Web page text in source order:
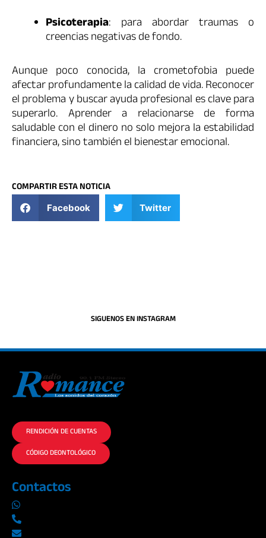
Psicoterapia: para abordar traumas o
creencias negativas de fondo.
Aunque poco conocida, la crometofobia puede
afectar profundamente la calidad de vida. Reconocer
el problema y buscar ayuda profesional es clave para
superarlo. Aprender a relacionarse de forma
saludable con el dinero no solo mejora la estabilidad
financiera, sino también el bienestar emocional.
COMPARTIR ESTA NOTICIA
Facebook Twitter
SIGUENOS EN INSTAGRAM
RENDICIÓN DE CUENTAS
CÓDIGO DEONTOLÓGICO
Contactos